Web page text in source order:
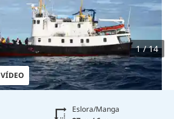
VÍDEO
1 / 14
Eslora/Manga